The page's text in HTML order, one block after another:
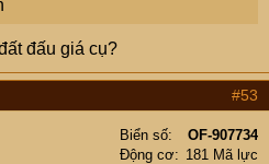
đấu giá cụ?
#53
Biển số
OF-907734
Động cơ
181 Mã lực